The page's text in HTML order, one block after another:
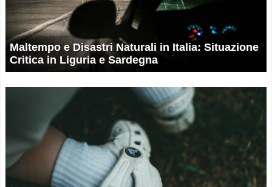
Maltempo e Disastri Naturali in Italia: Situazione
Critica in Liguria e Sardegna